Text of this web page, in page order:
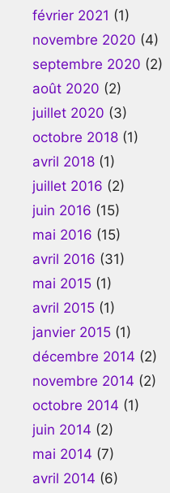
février 2021 (1)
novembre 2020 (4)
septembre 2020 (2)
août 2020 (2)
juillet 2020 (3)
octobre 2018 (1)
avril 2018 (1)
juillet 2016 (2)
juin 2016 (15)
mai 2016 (15)
avril 2016 (31)
mai 2015 (1)
avril 2015 (1)
janvier 2015 (1)
décembre 2014 (2)
novembre 2014 (2)
octobre 2014 (1)
juin 2014 (2)
mai 2014 (7)
avril 2014 (6)